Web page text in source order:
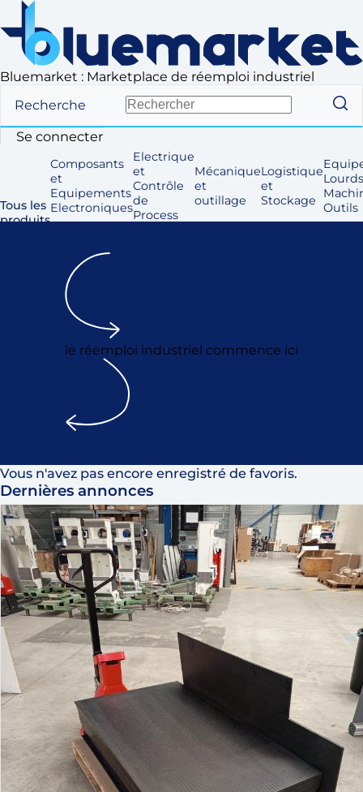
Bluemarket : Marketplace de réemploi industriel
Recherche
Se connecter
Tous les
produits
Composants
et
Equipements
Electroniques
Electrique
et
Contrôle
de
Process
Mécanique
et
outillage
Logistique
et
Stockage Outils
le réemploi industriel commence ici
Vous n'avez pas encore enregistré de favoris.
Dernières annonces